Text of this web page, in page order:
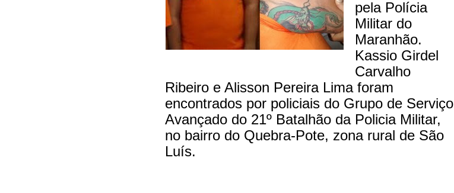
pela Polícia
Militar do
Maranhão.
Kassio Girdel
Carvalho
Ribeiro e Alisson Pereira Lima foram
encontrados por policiais do Grupo de Serviço
Avançado do 21º Batalhão da Policia Militar,
no bairro do Quebra-Pote, zona rural de São
Luís.